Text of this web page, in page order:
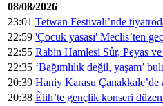
08/08/2026
23:01 Tetwan Festivali’nde
22:59 'Çocuk yasası' Meclis’ten
22:55 Rabin Hamlesi Sûr, Peyas
22:35 ‘Bağımlılık değil, yaşam’
20:39 Haniy Karasu Çanakkale’de
20:38 Êlih’te gençlik konseri